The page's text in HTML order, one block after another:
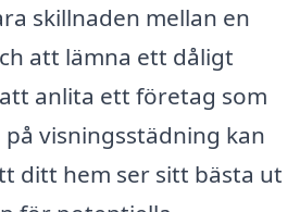
skillnaden mellan en
att lämna ett dåligt
anlita ett företag som
visningsstädning kan
ditt hem ser sitt bästa ut